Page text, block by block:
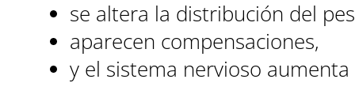
se altera la distribución del
aparecen compensaciones,
y el sistema nervioso aumenta